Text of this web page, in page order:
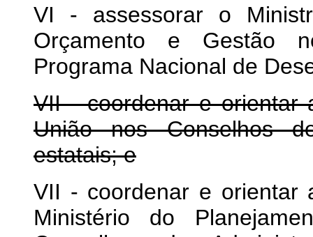
VI - assessorar o
Orçamento e Gestão
Programa Nacional de
VII - coordenar e orientar
União nos Conselhos
estatais; e
VII - coordenar e orientar
Ministério do